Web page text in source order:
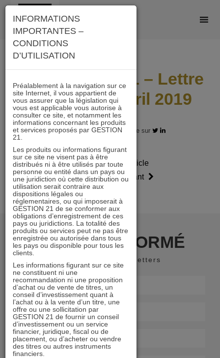
Skip
content
IMMOBILIER 21 – Lettre
mensuelle Avril 2019
06.04.2019 - Partagez l'article sur
Article
précédent
Article
suivant
RESTER INFORMÉ
Recevoir nos newsletters
INFORMATIONS
IMPORTANTES –
CONDITIONS
D’UTILISATION
Préalablement à la navigation sur ce
site Internet, il vous appartient de
vous assurer que la législation qui
vous est applicable vous autorise à
consulter ce site, et notamment les
informations concernant les produits
et services proposés par GESTION
21.
Les produits ou informations figurant
sur ce site ne visent pas à être
distribués ni à être utilisés par toute
personne ou entité dans un pays ou
une juridiction où cette distribution ou
utilisation serait contraire aux
dispositions légales ou
réglementaires, ou qui imposerait à
GESTION 21 de se conformer aux
obligations d’enregistrement de ces
pays ou juridictions. La totalité des
produits ou services peut ne pas être
enregistrée ou autorisée dans tous
les pays ou disponible pour tous les
clients.
Les informations figurant sur ce site
ne constituent ni une
recommandation ni une proposition
d’achat ou de vente de titres, un
conseil d’investissement quant à
l’achat ou à la vente d’un titre, une
offre ou une sollicitation par
GESTION 21 de fournir un conseil
d’investissement ou un service
financier, juridique, fiscal ou de
placement, ou d’acheter ou vendre
des titres ou autres instruments
financiers.